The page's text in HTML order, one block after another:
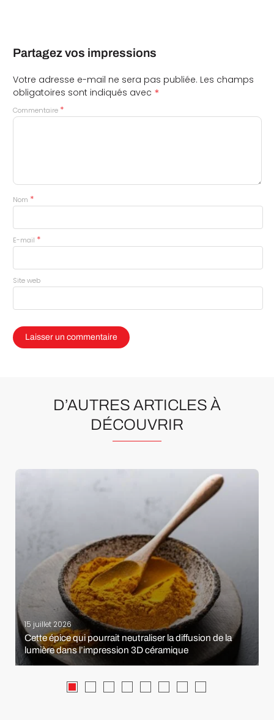
Partagez vos impressions
Votre adresse e-mail ne sera pas publiée. Les champs
obligatoires sont indiqués avec *
Commentaire *
Nom *
E-mail *
Site web
D’AUTRES ARTICLES À
DÉCOUVRIR
15 juillet 2026
Cette épice qui pourrait neutraliser la diffusion de la
lumière dans l’impression 3D céramique